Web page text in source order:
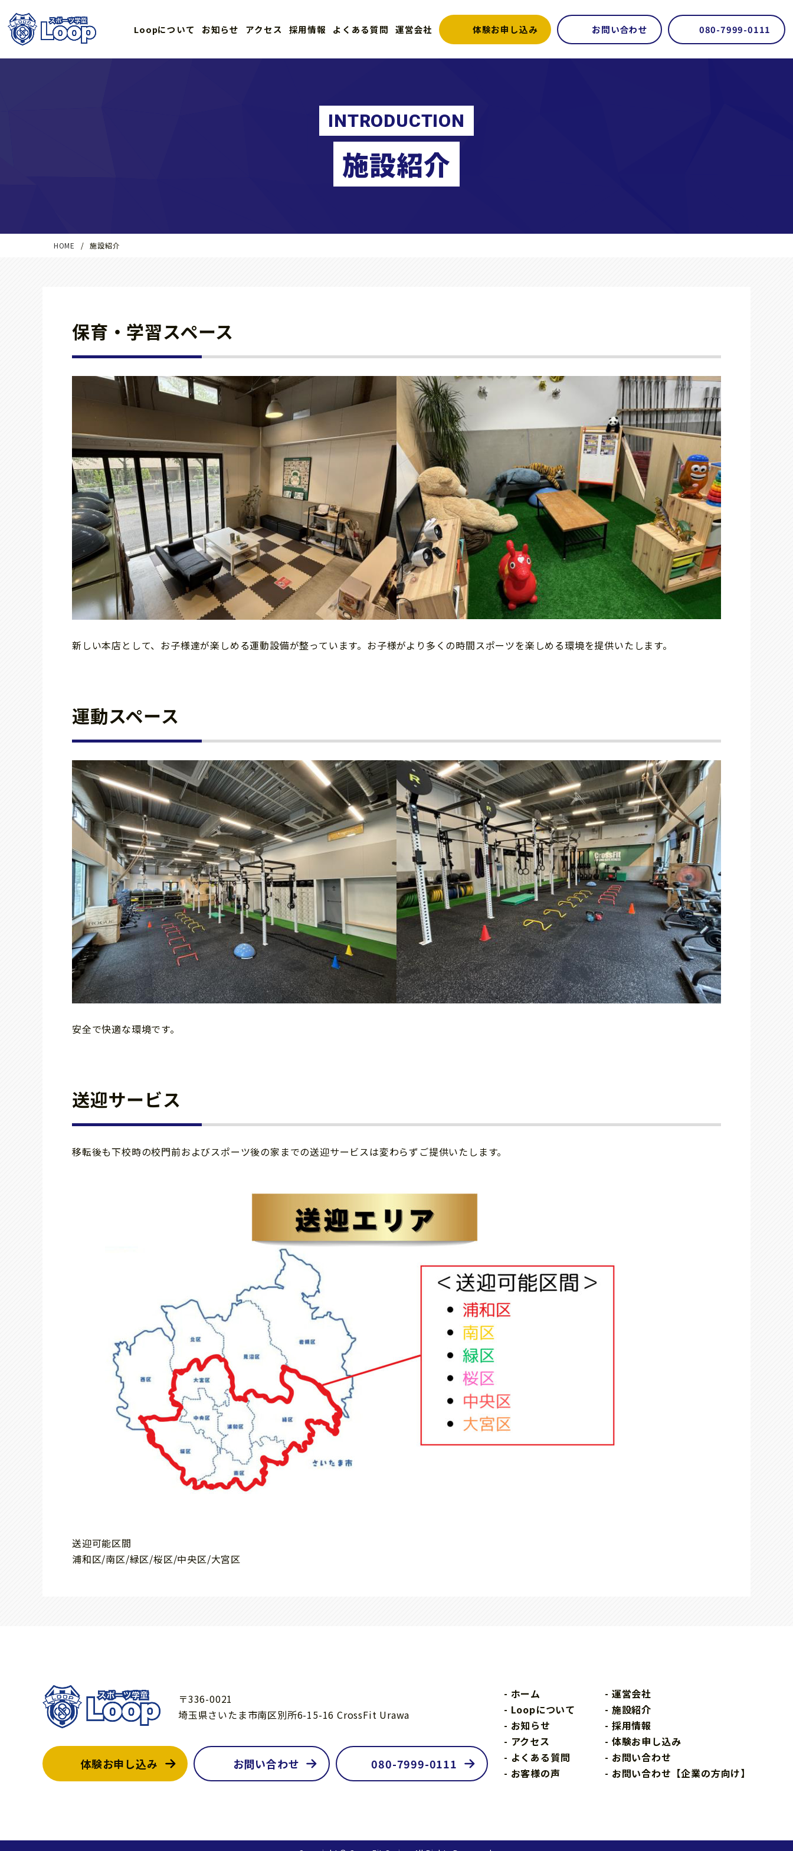
Loopについて お知らせ アクセス 採用情報 よくある質問 運営会社 体験お申し込み お問い合わせ 080-7999-0111
INTRODUCTION
施設紹介
HOME 施設紹介
保育・学習スペース
新しい本店として、お子様達が楽しめる運動設備が整っています。お子様がより多くの時間スポーツを楽しめる環境を提供いたします。
運動スペース
安全で快適な環境です。
送迎サービス
移転後も下校時の校門前およびスポーツ後の家までの送迎サービスは変わらずご提供いたします。
送迎可能区間
浦和区/南区/緑区/桜区/中央区/大宮区
〒336-0021
埼玉県さいたま市南区別所6-15-16 CrossFit Urawa
体験お申し込み お問い合わせ 080-7999-0111
ホーム
Loopについて
お知らせ
アクセス
よくある質問
お客様の声
運営会社
施設紹介
採用情報
体験お申し込み
お問い合わせ
お問い合わせ【企業の方向け】